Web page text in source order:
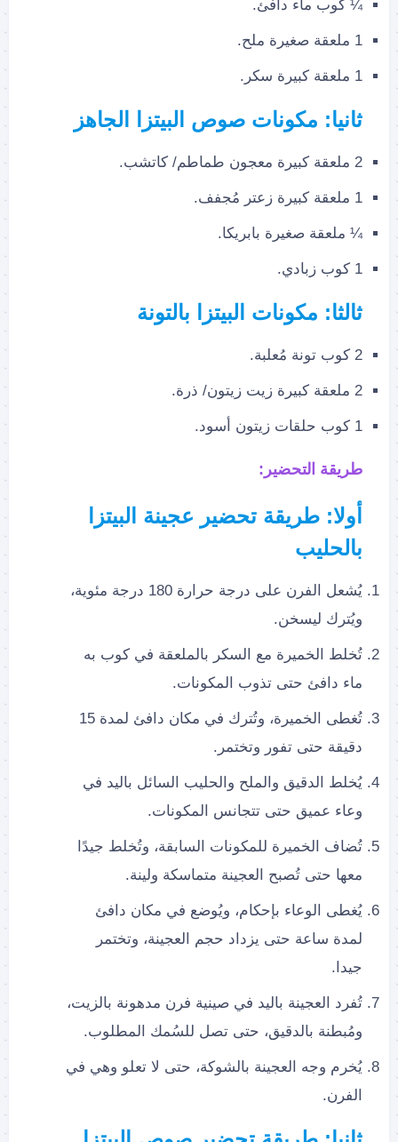
¼ كوب ماء دافئ.
1 ملعقة صغيرة ملح.
1 ملعقة كبيرة سكر.
ثانيا: مكونات صوص البيتزا الجاهز
2 ملعقة كبيرة معجون طماطم/ كاتشب.
1 ملعقة كبيرة زعتر مُجفف.
¼ ملعقة صغيرة بابريكا.
1 كوب زبادي.
ثالثا: مكونات البيتزا بالتونة
2 كوب تونة مُعلبة.
2 ملعقة كبيرة زيت زيتون/ ذرة.
1 كوب حلقات زيتون أسود.
طريقة التحضير:
أولا: طريقة تحضير عجينة البيتزا
بالحليب
يُشعل الفرن على درجة حرارة 180 درجة مئوية،
ويُترك ليسخن.
تُخلط الخميرة مع السكر بالملعقة في كوب به
ماء دافئ حتى تذوب المكونات.
تُغطى الخميرة، وتُترك في مكان دافئ لمدة 15
دقيقة حتى تفور وتختمر.
يُخلط الدقيق والملح والحليب السائل باليد في
وعاء عميق حتى تتجانس المكونات.
تُضاف الخميرة للمكونات السابقة، وتُخلط جيدًا
معها حتى تُصبح العجينة متماسكة ولينة.
يُغطى الوعاء بإحكام، ويُوضع في مكان دافئ
لمدة ساعة حتى يزداد حجم العجينة، وتختمر
جيدا.
تُفرد العجينة باليد في صينية فرن مدهونة بالزيت،
ومُبطنة بالدقيق، حتى تصل للسُمك المطلوب.
يُخرم وجه العجينة بالشوكة، حتى لا تعلو وهي في
الفرن.